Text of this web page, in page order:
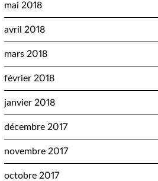
mai 2018
avril 2018
mars 2018
février 2018
janvier 2018
décembre 2017
novembre 2017
octobre 2017